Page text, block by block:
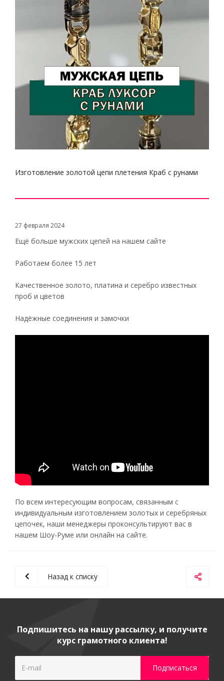
Изготовление золотой цепи плетения Краб с рунами
27 февраля 2024
Ещё больше мужских цепей на нашем сайте
Работаем более 15 лет
Качественное золото, платина и серебро известных
проб и цветов
Надёжные соединения и замочки
По всем интересующим вопросам, связанным с
индивидуальным изготовлением золотых и серебряных
цепочек, наши менеджеры проконсультируют вас в
нашем Шоу-Руме или онлайн на сайте.
Назад к списку
Подпишитесь на нашу рассылку, и получите
курс грамотного клиента!